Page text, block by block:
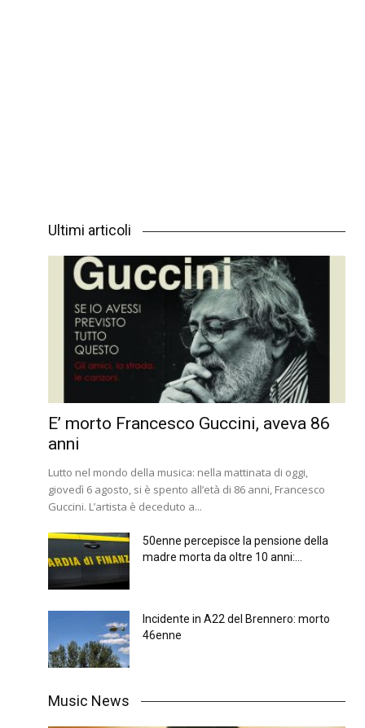
Ultimi articoli
E’ morto Francesco Guccini, aveva 86
anni
Lutto nel mondo della musica: nella mattinata di oggi,
giovedì 6 agosto, si è spento all’età di 86 anni, Francesco
Guccini. L’artista è deceduto a...
50enne percepisce la pensione della
madre morta da oltre 10 anni:...
Incidente in A22 del Brennero: morto
46enne
Music News